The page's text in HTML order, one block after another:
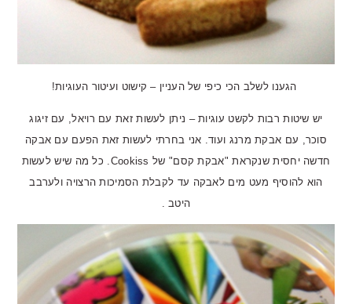
הגענו לשלב הכי כיפי של העניין – קישוט ועיטור העוגיות!
יש שיטות רבות לקשט עוגיות – ניתן לעשות זאת עם רויאל, עם זיגוג
סוכר, עם אבקת מרנג ועוד. אני בחרתי לעשות זאת הפעם עם אבקה
חדשה יחסית שנקראת "אבקת קסם" של Cookiss. כל מה שיש לעשות
הוא להוסיף מעט מים לאבקה עד לקבלת הסמיכות הרצויה ולערבב
היטב .